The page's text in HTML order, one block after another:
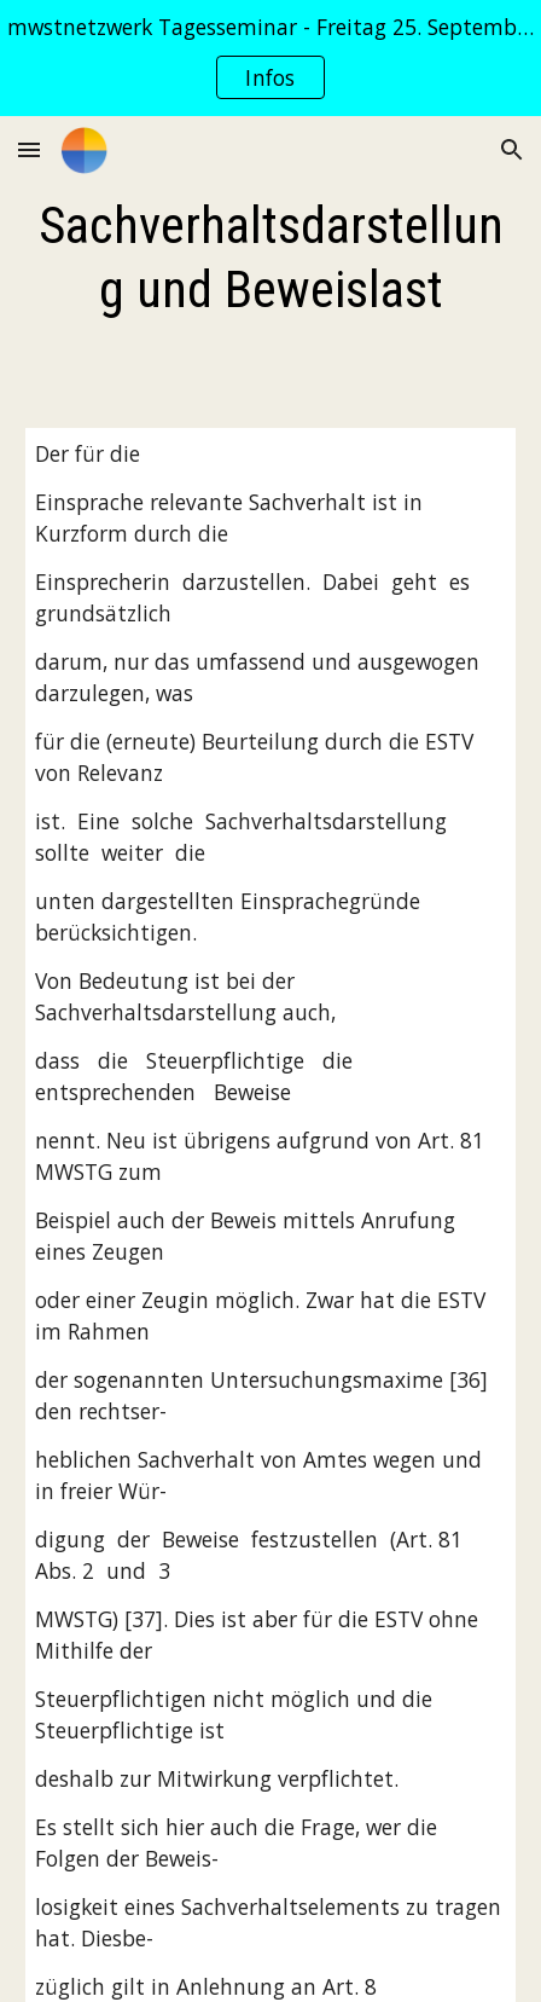
Skip to main content Skip to navigation
mwstnetzwerk Tagesseminar - Freitag 25. September 2026
Infos
Sachverhaltsdarstellun
g und Beweislast
Der für die
Einsprache relevante Sachverhalt ist in
Kurzform durch die
Einsprecherin  darzustellen.  Dabei  geht  es
grundsätzlich
darum, nur das umfassend und ausgewogen
darzulegen, was
für die (erneute) Beurteilung durch die ESTV
von Relevanz
ist.  Eine  solche  Sachverhaltsdarstellung
sollte  weiter  die
unten dargestellten Einsprachegründe
berücksichtigen.
Von Bedeutung ist bei der
Sachverhaltsdarstellung auch,
dass   die   Steuerpflichtige   die
entsprechenden   Beweise
nennt. Neu ist übrigens aufgrund von Art. 81
MWSTG zum
Beispiel auch der Beweis mittels Anrufung
eines Zeugen
oder einer Zeugin möglich. Zwar hat die ESTV
im Rahmen
der sogenannten Untersuchungsmaxime [36]
den rechtser-
heblichen Sachverhalt von Amtes wegen und
in freier Wür-
digung  der  Beweise  festzustellen  (Art. 81
Abs. 2  und  3
MWSTG) [37]. Dies ist aber für die ESTV ohne
Mithilfe der
Steuerpflichtigen nicht möglich und die
Steuerpflichtige ist
deshalb zur Mitwirkung verpflichtet.
Es stellt sich hier auch die Frage, wer die
Folgen der Beweis-
losigkeit eines Sachverhaltselements zu tragen
hat. Diesbe-
züglich gilt in Anlehnung an Art. 8